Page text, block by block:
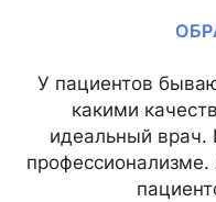
У пациентов
какими
идеальный врач.